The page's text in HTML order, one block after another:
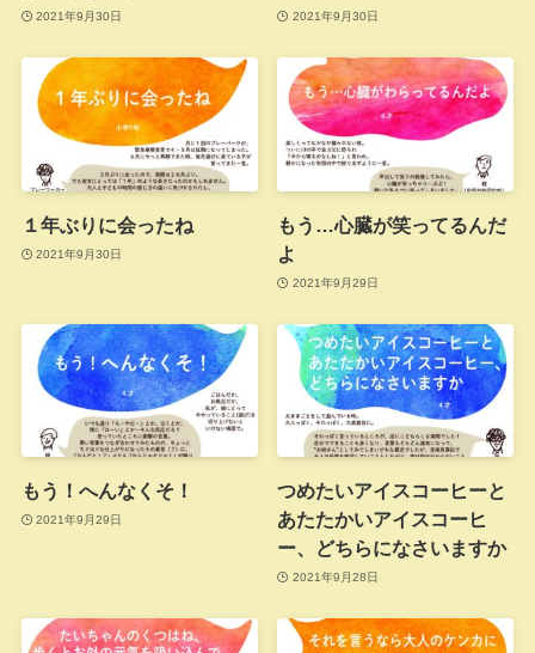
2021年9月30日 2021年9月30日
１年ぶりに会ったね
2021年9月30日
もう…心臓が笑ってるんだ
よ
2021年9月29日
もう！へんなくそ！
2021年9月29日
つめたいアイスコーヒーと
あたたかいアイスコーヒ
ー、どちらになさいますか
2021年9月28日